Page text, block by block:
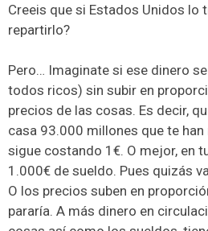
Creeis que si Estados Unidos lo
repartirlo?
Pero… Imaginate si ese dinero
todos ricos) sin subir en
precios de las cosas. Es decir,
casa 93.000 millones que te
sigue costando 1€. O mejor, en
1.000€ de sueldo. Pues quizás
O los precios suben en
pararía. A más dinero en